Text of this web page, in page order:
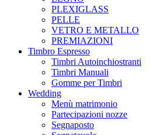
PLEXIGLASS
PELLE
VETRO E METALLO
PREMIAZIONI
Timbro Espresso
Timbri Autoinchiostranti
Timbri Manuali
Gomme per Timbri
Wedding
Menù matrimonio
Partecipazioni nozze
Segnaposto